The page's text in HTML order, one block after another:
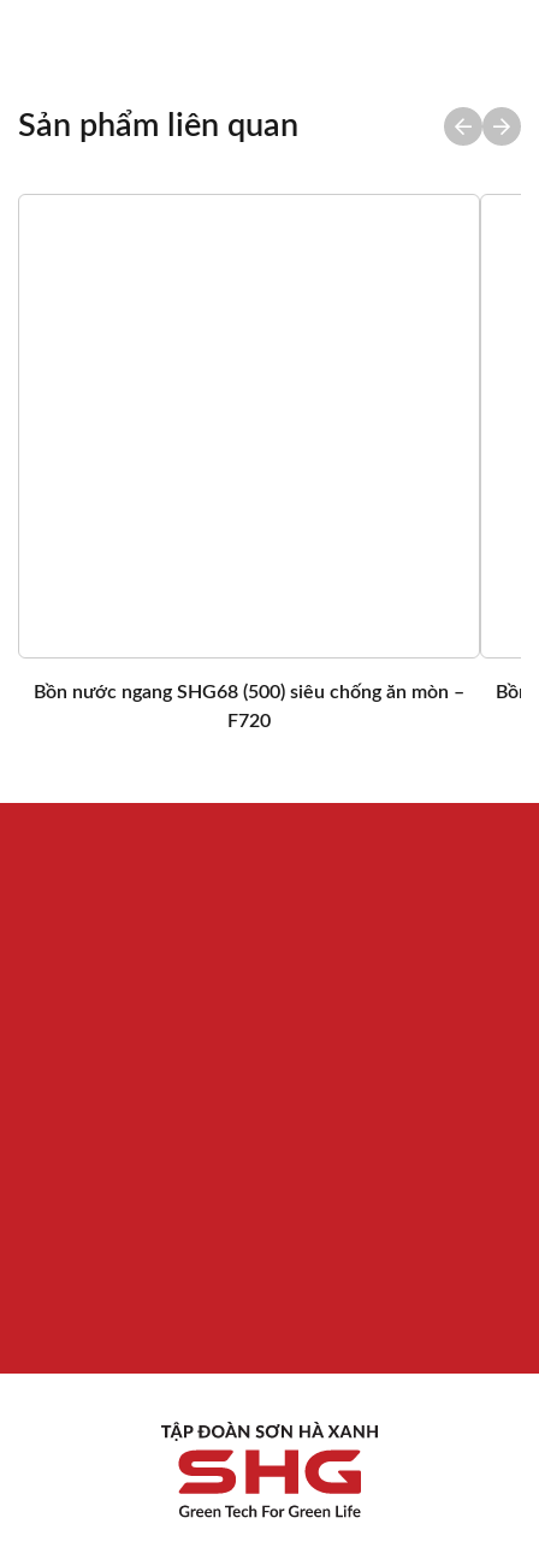
Tổng quan Thông số kỹ thuật
Sản phẩm liên quan
Bồn nước ngang SHG68 (500) siêu chống ăn mòn –
F720
Bồn